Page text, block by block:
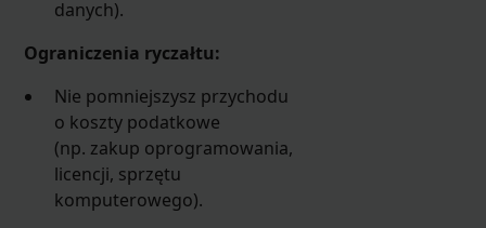
danych).
Ograniczenia ryczałtu:
Nie pomniejszysz przychodu
o koszty podatkowe
(np. zakup oprogramowania,
licencji, sprzętu
komputerowego).